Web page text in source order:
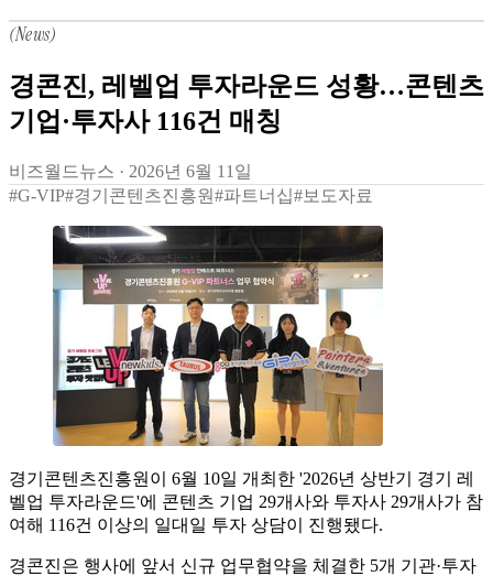
(News)
경콘진, 레벨업 투자라운드 성황…콘텐츠
기업·투자사 116건 매칭
비즈월드뉴스 · 2026년 6월 11일
#G-VIP#경기콘텐츠진흥원#파트너십#보도자료
경기콘텐츠진흥원이 6월 10일 개최한 '2026년 상반기 경기 레
벨업 투자라운드'에 콘텐츠 기업 29개사와 투자사 29개사가 참
여해 116건 이상의 일대일 투자 상담이 진행됐다.
경콘진은 행사에 앞서 신규 업무협약을 체결한 5개 기관·투자